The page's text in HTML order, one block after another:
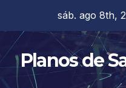
content
sáb. ago 8th,
Planos de